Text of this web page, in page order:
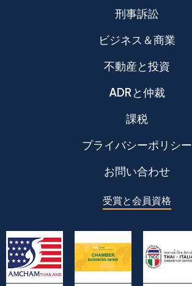
刑事訴訟
ビジネス＆商業
不動産と投資
ADRと仲裁
課税
プライバシーポリシー
お問い合わせ
受賞と会員資格